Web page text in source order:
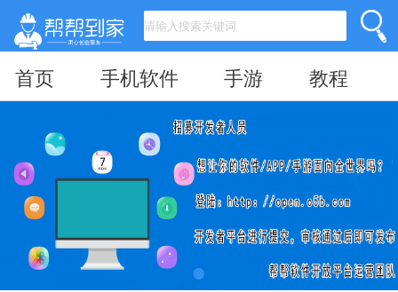
首页 手机软件 手游 教程